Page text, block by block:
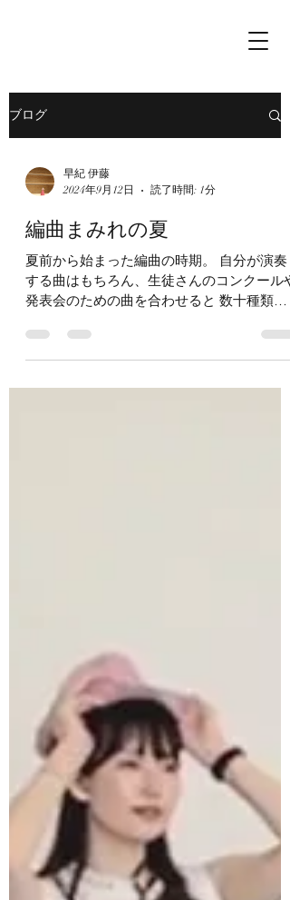
ブログ
早紀 伊藤
2024年9月12日
読了時間: 1分
編曲まみれの夏
夏前から始まった編曲の時期。 自分が演奏
する曲はもちろん、生徒さんのコンクールや
発表会のための曲を合わせると 数十種類に
けていた数ヶ月間でした✨ 編曲や作曲を始
めると、終わりの見えないトンネルの中に入